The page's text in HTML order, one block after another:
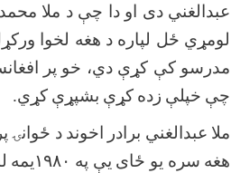
عبدالغني دی او دا چې د ملا محمد
لومړي ځل لپاره د هغه لخوا
مدرسو کې کړې دي، خو پر
چې خپلې زده کړې بشپړې کړي.
ملا عبدالغني برادر اخوند د ځوانۍ پر
هغه سره یو ځای یې په ۱۹۸۰یمه